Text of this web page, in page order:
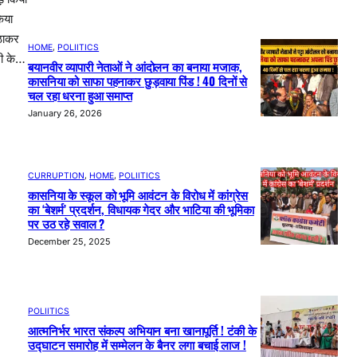
के…
HOME, POLIITICS
बयानवीर व्यापारी नेताओं ने आंदोलन का बनाया मजाक,
कासनिया को साफा पहनाकर छुड़वाया पिंड ! 40 दिनों से
चल रहा धरना हुआ समाप्त
January 26, 2026
CURRUPTION, HOME, POLIITICS
कासनिया के स्कूल को भूमि आवंटन के विरोध में कांग्रेस
का ‘बेशर्म’ प्रदर्शन, विधायक गेदर और भाटिया की भूमिका
पर उठ रहे सवाल ?
December 25, 2025
POLIITICS
आत्मनिर्भर भारत संकल्प अभियान बना खानापूर्ति ! टंकी के
उद्घाटन समारोह में सम्मेलन के बैनर लगा बचाई लाज !